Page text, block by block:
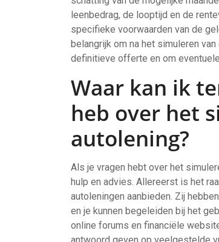
leenbedrag, de looptijd en de
specifieke voorwaarden van de
belangrijk om na het simuleren
definitieve offerte en om
Waar kan ik
heb over het
autolening?
Als je vragen hebt over het
hulp en advies. Allereerst is het
autoleningen aanbieden. Zij
en je kunnen begeleiden bij het
online forums en financiële